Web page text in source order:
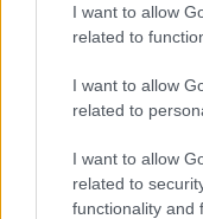
I want to allow
related to
I want to allow
related to
I want to allow
related to
functionality and
Ha ezt érzed evés